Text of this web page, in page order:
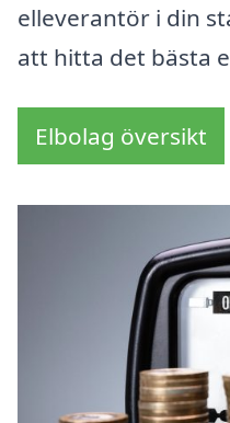
elleverantör i din
att hitta det bästa
Elbolag översikt